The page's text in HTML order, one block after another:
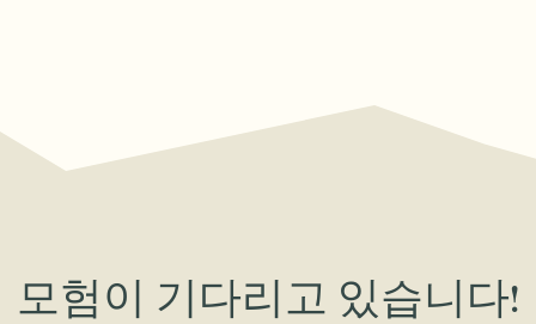
모험이 기다리고 있습니다!